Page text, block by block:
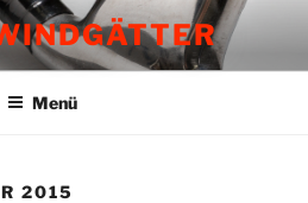
Menü
2015